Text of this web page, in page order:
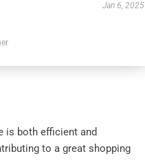
Jan 6, 2025
is both efficient and
to a great shopping